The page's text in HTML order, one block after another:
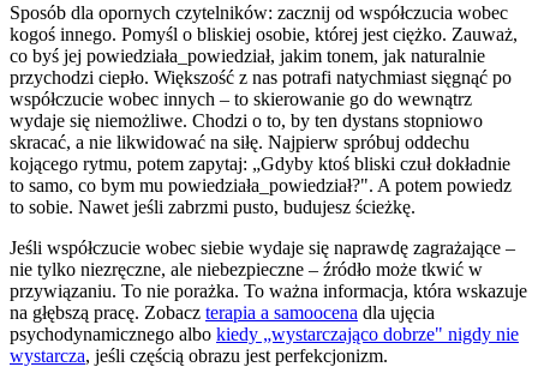
Sposób dla opornych czytelników: zacznij od współczucia wobec
kogoś innego. Pomyśl o bliskiej osobie, której jest ciężko. Zauważ,
co byś jej powiedziała_powiedział, jakim tonem, jak naturalnie
przychodzi ciepło. Większość z nas potrafi natychmiast sięgnąć po
współczucie wobec innych – to skierowanie go do wewnątrz
wydaje się niemożliwe. Chodzi o to, by ten dystans stopniowo
skracać, a nie likwidować na siłę. Najpierw spróbuj oddechu
kojącego rytmu, potem zapytaj: „Gdyby ktoś bliski czuł dokładnie
to samo, co bym mu powiedziała_powiedział?". A potem powiedz
to sobie. Nawet jeśli zabrzmi pusto, budujesz ścieżkę.
Jeśli współczucie wobec siebie wydaje się naprawdę zagrażające –
nie tylko niezręczne, ale niebezpieczne – źródło może tkwić w
przywiązaniu. To nie porażka. To ważna informacja, która wskazuje
na głębszą pracę. Zobacz terapia a samoocena dla ujęcia
psychodynamicznego albo kiedy „wystarczająco dobrze" nigdy nie
wystarcza, jeśli częścią obrazu jest perfekcjonizm.